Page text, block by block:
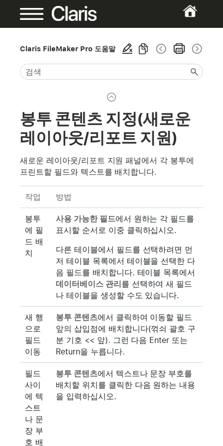
Claris FileMaker Pro 도움말
봉투 콘텐츠 지정(새로운
레이아웃/리포트 지원)
새로운 레이아웃/리포트 지원 패널에서 각 봉투에
프린트할 필드와 텍스트를 배치합니다.
작업 방법
봉투
에 필
드 배
치
사용 가능한 필드에서 원하는 각 필드를
표시할 순서로 이중 클릭하십시오.
다른 테이블에서 필드를 선택하려면 먼
저 테이블 목록에서 테이블을 선택한 다
음 필드를 배치합니다. 테이블 목록에서
데이터베이스 관리를 선택하여 새 필드
나 테이블을 생성할 수도 있습니다.
새 행
으로
필드
이동
봉투 콘텐츠에서 클릭하여 이동할 필드
앞의 삽입점에 배치합니다(꺾쇠 괄호 구
분 기호 << 앞). 그런 다음 Enter 또는
Return을 누릅니다.
필드
사이
에 텍
스트
나 문
장 부
호 배
봉투 콘텐츠에서 텍스트나 문장 부호를
배치할 위치를 클릭한 다음 원하는 내용
을 입력하십시오.